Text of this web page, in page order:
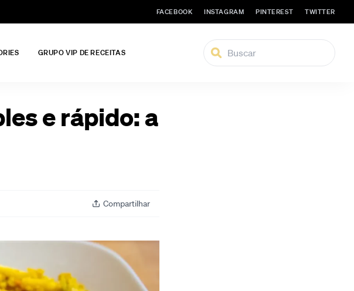
FACEBOOK INSTAGRAM PINTEREST TWITTER
GRUPO VIP DE RECEITAS
e rápido: a
Compartilhar